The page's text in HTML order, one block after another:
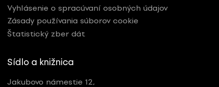
Vyhlásenie o spracúvaní osobných údajov
Zásady používania súborov cookie
Štatistický zber dát
Sídlo a knižnica
Jakubovo námestie 12,